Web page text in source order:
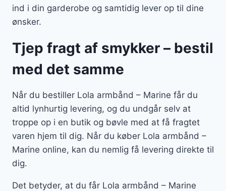
ind i din garderobe og samtidig lever op til dine
ønsker.
Tjep fragt af smykker – bestil
med det samme
Når du bestiller Lola armbånd – Marine får du
altid lynhurtig levering, og du undgår selv at
troppe op i en butik og bøvle med at få fragtet
varen hjem til dig. Når du køber Lola armbånd –
Marine online, kan du nemlig få levering direkte til
dig.
Det betyder, at du får Lola armbånd – Marine